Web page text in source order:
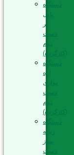
دستگاه
پانل
بر
دست
دوم
(کارکرده)
دستگاه
اره
نواری
دست
دوم
(کارکرده)
دستگاه
زبانه
ساز
دست